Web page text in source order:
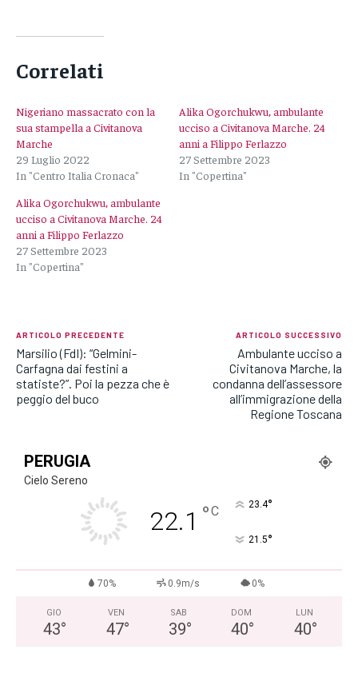
Correlati
Nigeriano massacrato con la
sua stampella a Civitanova
Marche
29 Luglio 2022
In "Centro Italia Cronaca"
Alika Ogorchukwu, ambulante
ucciso a Civitanova Marche. 24
anni a Filippo Ferlazzo
27 Settembre 2023
In "Copertina"
Alika Ogorchukwu, ambulante
ucciso a Civitanova Marche. 24
anni a Filippo Ferlazzo
27 Settembre 2023
In "Copertina"
ARTICOLO PRECEDENTE
Marsilio (FdI): “Gelmini-
Carfagna dai festini a
statiste?”. Poi la pezza che è
peggio del buco
ARTICOLO SUCCESSIVO
Ambulante ucciso a
Civitanova Marche, la
condanna dell’assessore
all’immigrazione della
Regione Toscana
PERUGIA
Cielo Sereno
22.1 °C 23.4°
21.5°
70% 0.9m/s 0%
GIO
43°
VEN
47°
SAB
39°
DOM
40°
LUN
40°